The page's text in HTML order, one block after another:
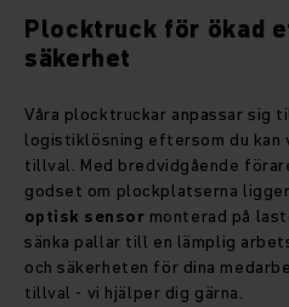
Plocktruck för ökad
säkerhet
Våra plocktruckar anpassar sig
logistiklösning eftersom du kan
tillval. Med bredvidgående
godset om plockplatserna
optisk sensor monterad på
sänka pallar till en lämplig
och säkerheten för dina
tillval - vi hjälper dig gärna.